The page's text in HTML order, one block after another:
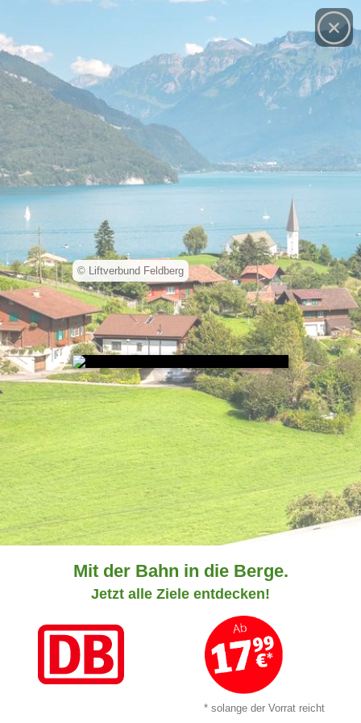
© Liftverbund Feldberg
Mit der Bahn in die Berge.
Jetzt alle Ziele entdecken!
* solange der Vorrat reicht